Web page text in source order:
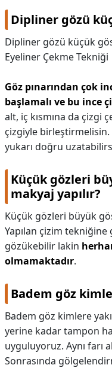
Dipliner gözü
Dipliner gözü küçük
Eyeliner Çekme Tekniği
Göz pınarından çok
başlamalı ve bu ince
alt, iç kısmına da çizgi
çizgiyle
yukarı doğru
Küçük gözleri
makyaj yapılır?
Küçük gözleri büyük
Yapılan çizim
gözükebilir lakin
olmamaktadır.
Badem göz
Badem göz kimlere
yerine kadar tampon
uyguluyoruz. Aynı
Sonrasında